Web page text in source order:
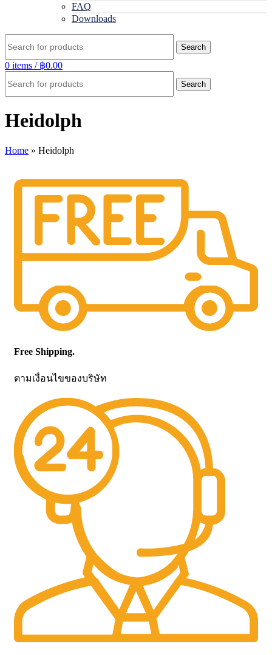
FAQ
Downloads
Search
0 items / ฿0.00
Search
Heidolph
Home » Heidolph
Free Shipping.
ตามเงื่อนไขของบริษัท